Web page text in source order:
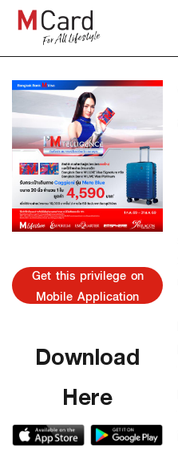
Get this privilege on
Mobile Application
Download
Here